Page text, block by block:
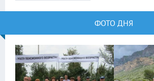
ФОТО ДНЯ